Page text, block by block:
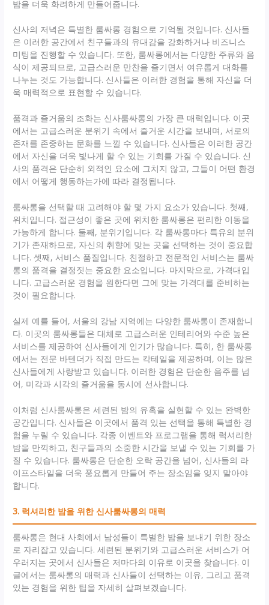
밤을 더욱 화려하게 만들어줍니다.
신사의 저녁은 특별한 룸싸롱 경험으로 기억될 것입니다. 신사들
은 이러한 공간에서 친구들과의 유대감을 강화하거나 비즈니스
미팅을 진행할 수 있습니다. 또한, 룸싸롱에서는 다양한 주류와 음
식이 제공되므로, 고급스러운 만찬을 즐기면서 여유롭게 대화를
나누는 것도 가능합니다. 신사들은 이러한 경험을 통해 자신을 더
욱 매력적으로 표현할 수 있습니다.
품격과 즐거움의 조화는 신사룸싸롱의 가장 큰 매력입니다. 이곳
에서는 고급스러운 분위기 속에서 즐거운 시간을 보내며, 서로의
존재를 존중하는 문화를 느낄 수 있습니다. 신사들은 이러한 공간
에서 자신을 더욱 빛나게 할 수 있는 기회를 가질 수 있습니다. 신
사의 품격은 단순히 외적인 요소에 그치지 않고, 그들이 어떤 환경
에서 어떻게 행동하는가에 따라 결정됩니다.
룸싸롱을 선택할 때 고려해야 할 몇 가지 요소가 있습니다. 첫째,
위치입니다. 접근성이 좋은 곳에 위치한 룸싸롱은 편리한 이동을
가능하게 합니다. 둘째, 분위기입니다. 각 룸싸롱마다 특유의 분위
기가 존재하므로, 자신의 취향에 맞는 곳을 선택하는 것이 중요합
니다. 셋째, 서비스 품질입니다. 친절하고 전문적인 서비스는 룸싸
롱의 품격을 결정짓는 중요한 요소입니다. 마지막으로, 가격대입
니다. 고급스러운 경험을 원한다면 그에 맞는 가격대를 준비하는
것이 필요합니다.
실제 예를 들어, 서울의 강남 지역에는 다양한 룸싸롱이 존재합니
다. 이곳의 룸싸롱들은 대체로 고급스러운 인테리어와 수준 높은
서비스를 제공하여 신사들에게 인기가 많습니다. 특히, 한 룸싸롱
에서는 전문 바텐더가 직접 만드는 칵테일을 제공하며, 이는 많은
신사들에게 사랑받고 있습니다. 이러한 경험은 단순한 음주를 넘
어, 미각과 시각의 즐거움을 동시에 선사합니다.
이처럼 신사룸싸롱은 세련된 밤의 유혹을 실현할 수 있는 완벽한
공간입니다. 신사들은 이곳에서 품격 있는 선택을 통해 특별한 경
험을 누릴 수 있습니다. 각종 이벤트와 프로그램을 통해 럭셔리한
밤을 만끽하고, 친구들과의 소중한 시간을 보낼 수 있는 기회를 가
질 수 있습니다. 룸싸롱은 단순한 오락 공간을 넘어, 신사들의 라
이프스타일을 더욱 풍요롭게 만들어 주는 장소임을 잊지 말아야
합니다.
3. 럭셔리한 밤을 위한 신사룸싸롱의 매력
룸싸롱은 현대 사회에서 남성들이 특별한 밤을 보내기 위한 장소
로 자리잡고 있습니다. 세련된 분위기와 고급스러운 서비스가 어
우러지는 곳에서 신사들은 저마다의 이유로 이곳을 찾습니다. 이
글에서는 룸싸롱의 매력과 신사들이 선택하는 이유, 그리고 품격
있는 경험을 위한 팁을 자세히 살펴보겠습니다.